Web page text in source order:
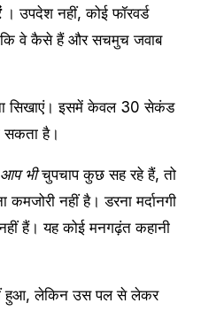
। उपदेश नहीं, कोई फॉरवर्ड
वे कैसे हैं और सचमुच जवाब
सिखाएं। इसमें केवल 30 सेकंड
है।
आप भी चुपचाप कुछ सह रहे हैं, तो
नहीं है। डरना मर्दानगी
हैं। यह कोई मनगढ़ंत कहानी
हुआ, लेकिन उस पल से लेकर